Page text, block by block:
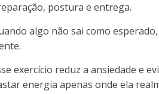
postura e entrega.
algo não sai como
exercício reduz a ansiedade e
energia apenas onde ela